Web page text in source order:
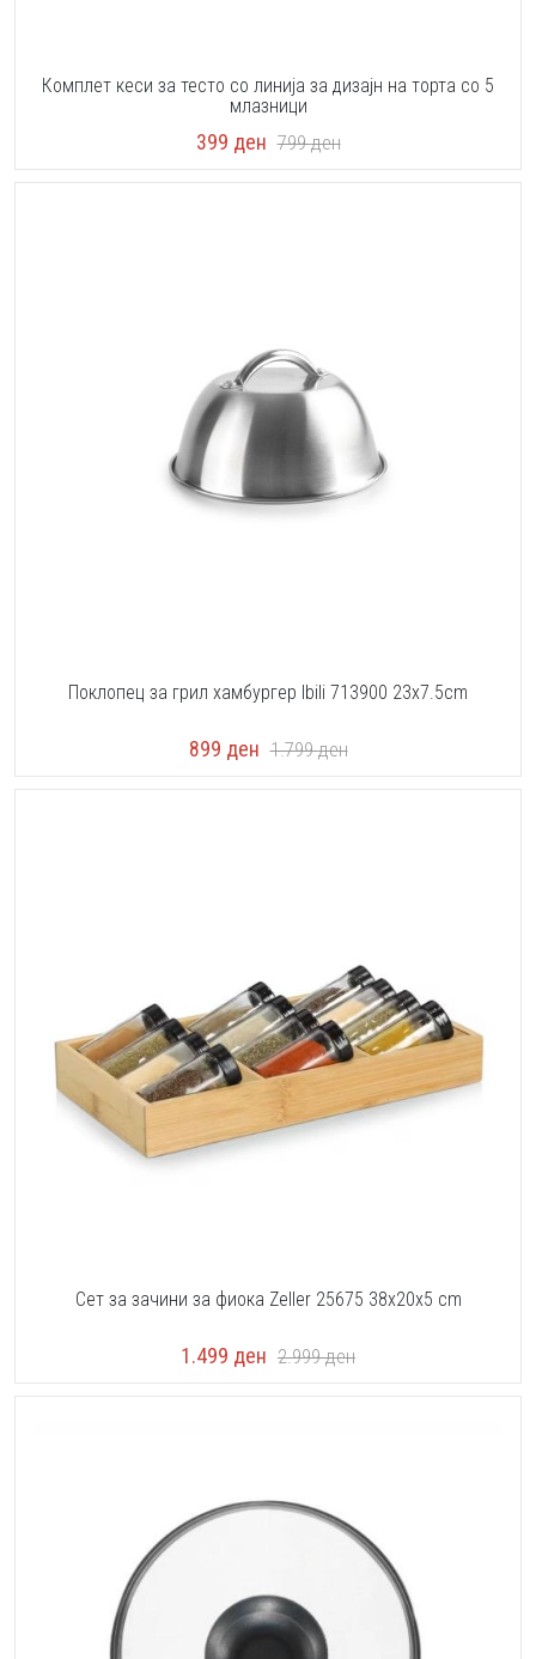
Комплет кеси за тесто со линија за дизајн на торта со 5
млазници
399 ден 799ден
Поклопец за грил хамбургер Ibili 713900 23x7.5cm
899 ден 1.799ден
Сет за зачини за фиока Zeller 25675 38x20x5 cm
1.499 ден 2.999ден